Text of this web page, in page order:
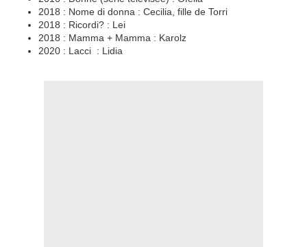
2018 : Nome di donna : Cecilia, fille de Torri
2018 : Ricordi? : Lei
2018 : Mamma + Mamma : Karolz
2020 : Lacci : Lidia